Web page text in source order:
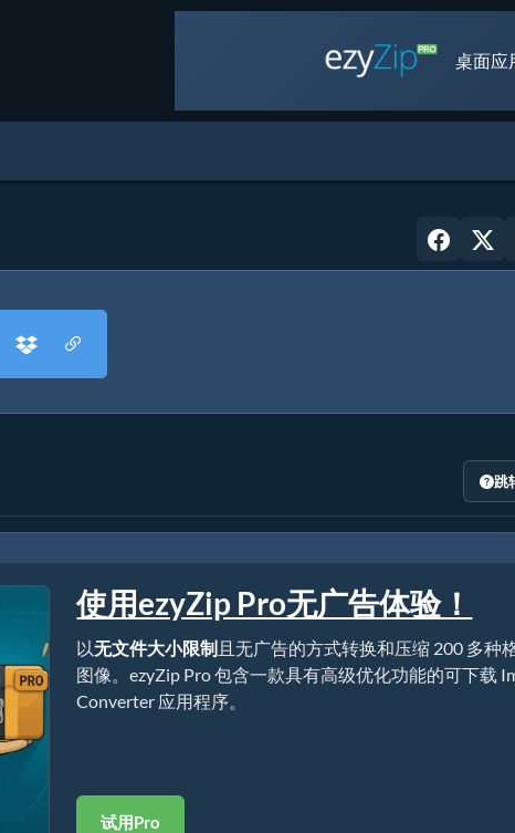
桌面应
跳
使用ezyZip Pro无广告体验！
以无文件大小限制且无广告的方式转换和压缩 200 多种
图像。ezyZip Pro 包含一款具有高级优化功能的可下载
Converter 应用程序。
试用Pro